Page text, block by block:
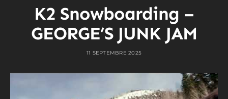
K2 Snowboarding –
GEORGE’S JUNK JAM
11 SEPTEMBRE 2025